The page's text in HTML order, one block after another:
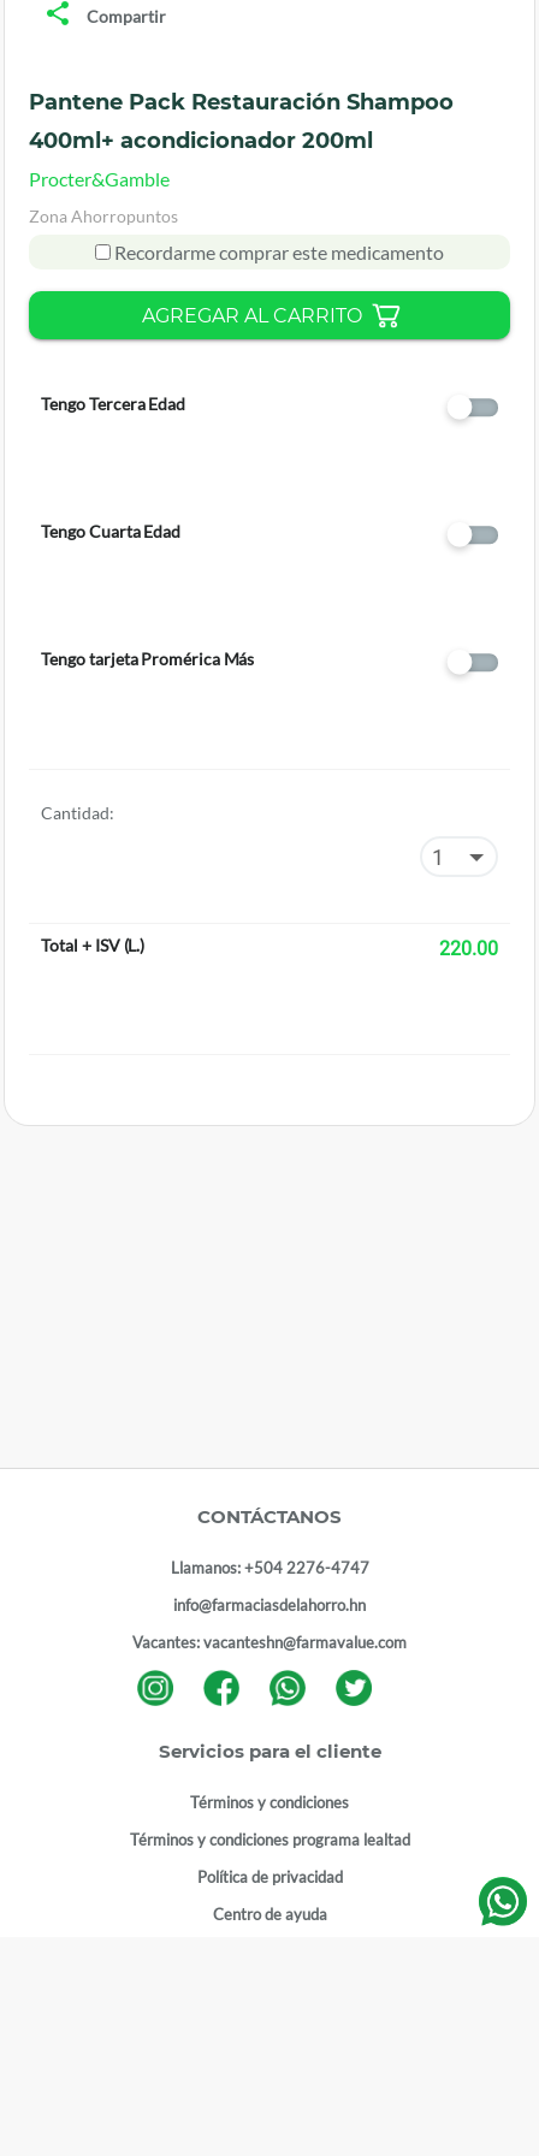
Compartir
Pantene Pack Restauración Shampoo
400ml+ acondicionador 200ml
Procter&Gamble
Zona Ahorropuntos
Recordarme comprar este medicamento
AGREGAR AL CARRITO
Tengo Tercera Edad
Tengo Cuarta Edad
Tengo tarjeta Promérica Más
Cantidad:
Total + ISV(L.) 220.00
CONTÁCTANOS
Llamanos:+504 2276-4747
info@farmaciasdelahorro.hn
Vacantes:vacanteshn@farmavalue.com
Servicios para el cliente
Términos y condiciones
Términos y condiciones programa lealtad
Política de privacidad
Centro de ayuda